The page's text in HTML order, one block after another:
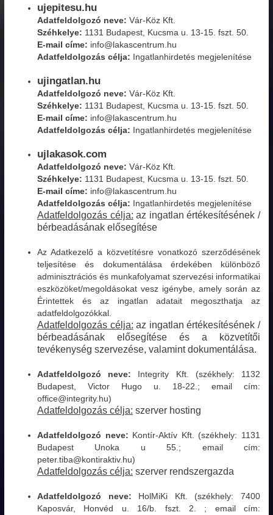
ujepitesu.hu
Adatfeldolgozó neve: Vár-Köz Kft.
Széhkelye: 1131 Budapest, Kucsma u. 13-15. fszt. 50.
E-mail címe: info@lakascentrum.hu
Adatfeldolgozás célja: Ingatlanhirdetés megjelenítése
ujingatlan.hu
Adatfeldolgozó neve: Vár-Köz Kft.
Széhkelye: 1131 Budapest, Kucsma u. 13-15. fszt. 50.
E-mail címe: info@lakascentrum.hu
Adatfeldolgozás célja: Ingatlanhirdetés megjelenítése
ujlakasok.com
Adatfeldolgozó neve: Vár-Köz Kft.
Széhkelye: 1131 Budapest, Kucsma u. 13-15. fszt. 50.
E-mail címe: info@lakascentrum.hu
Adatfeldolgozás célja: Ingatlanhirdetés megjelenítése
Adatfeldolgozás célja: az ingatlan értékesítésének /
bérbeadásának elősegítése
Az Adatkezelő a közvetítésre vonatkozó szerződésének
teljesítése és dokumentálása érdekében különböző
adminisztrációs és munkafolyamat szervezési informatikai
eszközöket/megoldásokat vesz igénybe, amely során az
Érintettek és az ingatlan adatait megoszthatja az
adatfeldolgozókkal.
Adatfeldolgozás célja: az ingatlan értékesítésének /
bérbeadásának elősegítése és a közvetítői
tevékenység szervezése, valamint dokumentálása.
Adatfeldolgozó neve: Integrity Kft. (székhely: 1132
Budapest, Victor Hugo u. 18-22.; email cím:
office@integrity.hu)
Adatfeldolgozás célja: szerver hosting
Adatfeldolgozó neve: Kontír-Aktív Kft. (székhely: 1131
Budapest Unoka u 55.; email cím:
peter.tiba@kontiraktiv.hu)
Adatfeldolgozás célja: szerver rendszergazda
Adatfeldolgozó neve: HolMiKi Kft. (székhely: 7400
Kaposvár, Honvéd u. 16/b. fszt. 2. ; email cím: